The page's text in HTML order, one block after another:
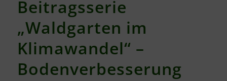
Beitragsserie
„Waldgarten im
Klimawandel“ –
Bodenverbesserung